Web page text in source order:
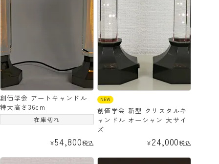
創価学会 アートキャンドル
特大高さ36cm
在庫切れ
¥54,800税込
NEW
創価学会 新型 クリスタルキ
ャンドル オーシャン 大サイ
ズ
¥24,000税込